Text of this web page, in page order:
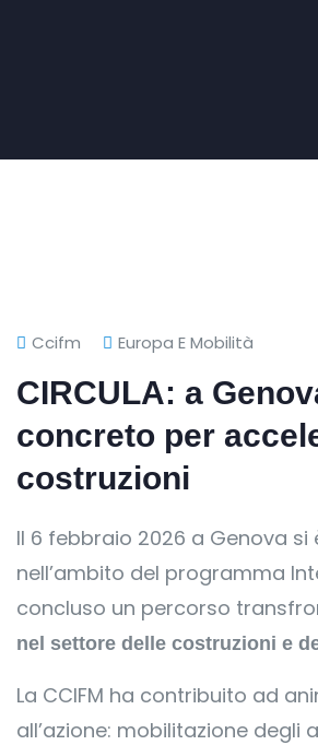
Ccifm Europa E Mobilità
CIRCULA: a
concreto per
costruzioni
Il 6 febbraio 2026 a Genova si
nell’ambito del programma
concluso un percorso
nel settore delle costruzioni e
La CCIFM ha contribuito ad
all’azione: mobilitazione